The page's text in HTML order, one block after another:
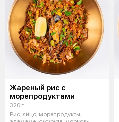
Жареный рис с
морепродуктами
320 г
Рис, яйцо, морепродукты,